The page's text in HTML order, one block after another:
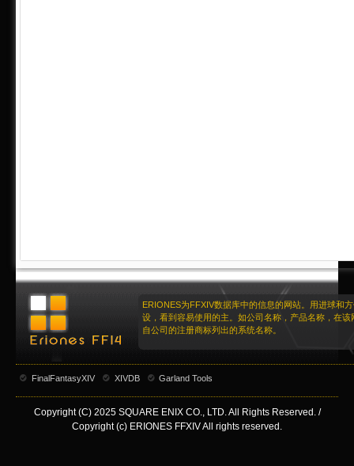
ERIONES为FFXIV数据库中的信息的网站。用进球和
设，看到容易使用的主。如公司名称，产品名称，在该
自公司的注册商标列出的系统名称。
FinalFantasyXIV XIVDB Garland Tools
Copyright (C) 2025 SQUARE ENIX CO., LTD. All Rights Reserved. /
Copyright (c) ERIONES FFXIV All rights reserved.